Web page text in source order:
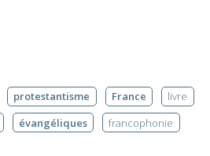
protestantisme France
livre
évangéliques francophonie